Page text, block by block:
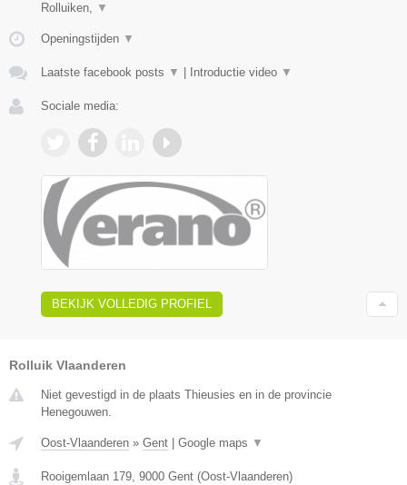
Rolluiken, ▼
Openingstijden ▼
Laatste facebook posts ▼ Introductie video ▼
Sociale media:
BEKIJK VOLLEDIG PROFIEL
Rolluik Vlaanderen
Niet gevestigd in de plaats Thieusies en in de provincie
Henegouwen.
Oost-Vlaanderen » Gent Google maps ▼
Rooigemlaan 179, 9000 Gent (Oost-Vlaanderen)